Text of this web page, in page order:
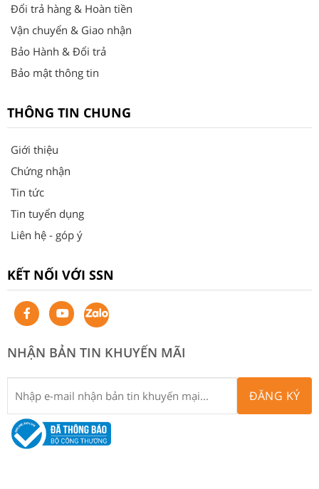
Đổi trả hàng & Hoàn tiền
Vận chuyển & Giao nhận
Bảo Hành & Đổi trả
Bảo mật thông tin
THÔNG TIN CHUNG
Giới thiệu
Chứng nhận
Tin tức
Tin tuyển dụng
Liên hệ - góp ý
KẾT NỐI VỚI SSN
NHẬN BẢN TIN KHUYẾN MÃI
ĐĂNG KÝ